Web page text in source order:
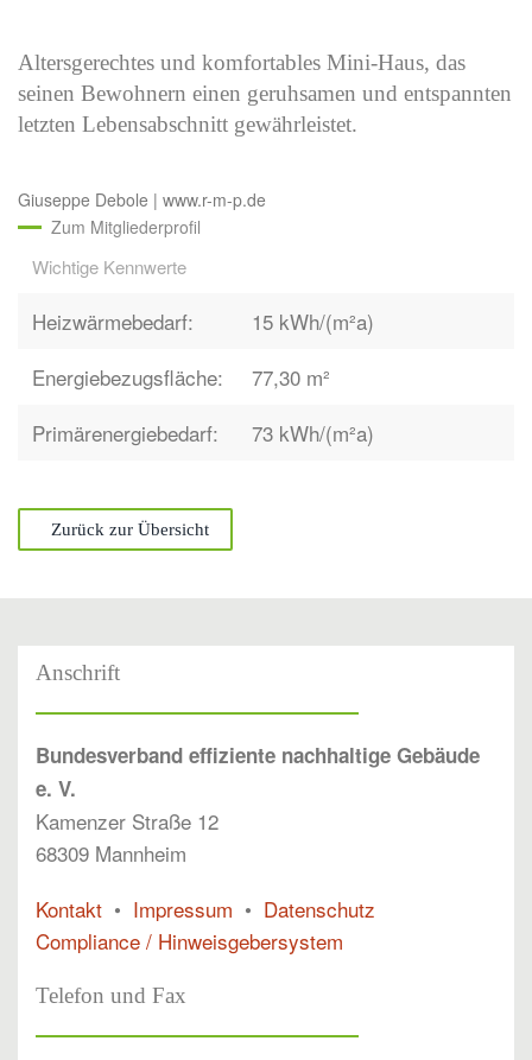
Altersgerechtes und komfortables Mini-Haus, das
seinen Bewohnern einen geruhsamen und entspannten
letzten Lebensabschnitt gewährleistet.
Giuseppe Debole | www.r-m-p.de
Zum Mitgliederprofil
Wichtige Kennwerte
Heizwärmebedarf:
15 kWh/(m²a)
Energiebezugsfläche:
77,30 m²
Primärenergiebedarf:
73 kWh/(m²a)
Zurück zur Übersicht
Anschrift
Bundesverband effiziente nachhaltige Gebäude
e. V.
Kamenzer Straße 12
68309 Mannheim
Kontakt • Impressum • Datenschutz
Compliance / Hinweisgebersystem
Telefon und Fax